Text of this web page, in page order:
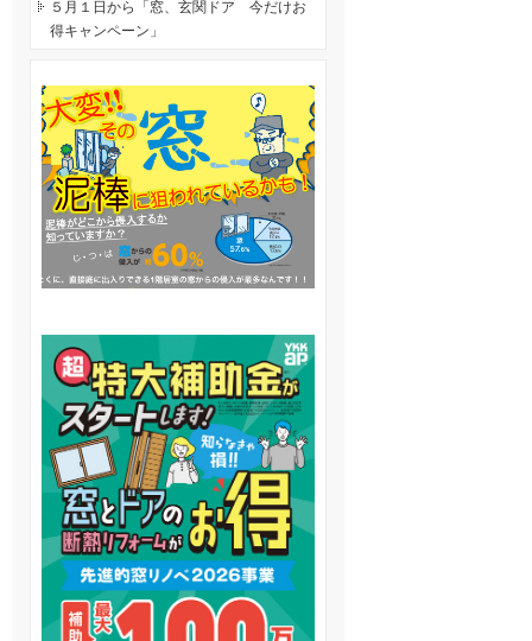
５月１日から「窓、玄関ドア 今だけお
得キャンペーン」